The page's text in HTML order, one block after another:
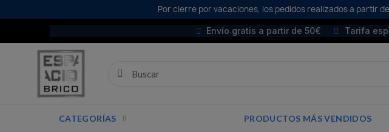
Por cierre por vacaciones, los pedidos realizados a partir
Envío gratis a partir de 50€ Tarifa
CATEGORÍAS PRODUCTOS MÁS VENDIDOS